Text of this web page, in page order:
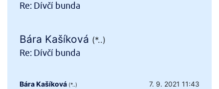
Re: Dívčí bunda
Bára Kašíková (*..)
Re: Dívčí bunda
Bára Kašíková (*..) 7. 9. 2021 11:43